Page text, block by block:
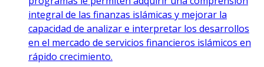
integral de las finanzas islámicas y mejorar la
capacidad de analizar e interpretar los desarrollos
en el mercado de servicios financieros islámicos en
rápido crecimiento.